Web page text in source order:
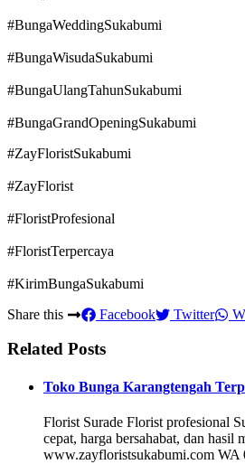
#BungaWeddingSukabumi
#BungaWisudaSukabumi
#BungaUlangTahunSukabumi
#BungaGrandOpeningSukabumi
#ZayFloristSukabumi
#ZayFlorist
#FloristProfesional
#FloristTerpercaya
#KirimBungaSukabumi
Share this
Facebook Twitter
Related Posts
Toko Bunga Karangtengah
Florist Surade Florist profesional
cepat, harga bersahabat, dan hasil
www.zayfloristsukabumi.com WA